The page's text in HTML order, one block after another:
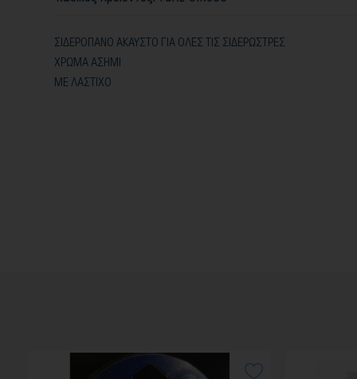
ΣΙΔΕΡΟΠΑΝΟ ΑΚΑΥΣΤΟ ΓΙΑ ΟΛΕΣ ΤΙΣ ΣΙΔΕΡΩΣΤΡΕΣ
ΧΡΩΜΑ ΑΣΗΜΙ
ΜΕ ΛΑΣΤΙΧΟ